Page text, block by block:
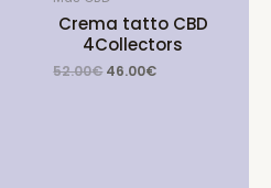
Crema tatto CBD
4Collectors
52.00€ Original
46.00€Current